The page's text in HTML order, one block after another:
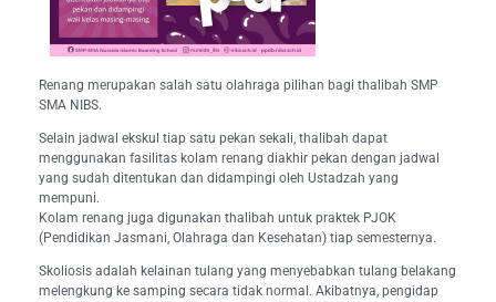
Renang merupakan salah satu olahraga pilihan bagi thalibah SMP
SMA NIBS.
Selain jadwal ekskul tiap satu pekan sekali, thalibah dapat
menggunakan fasilitas kolam renang diakhir pekan dengan jadwal
yang sudah ditentukan dan didampingi oleh Ustadzah yang
mempuni.
Kolam renang juga digunakan thalibah untuk praktek PJOK
(Pendidikan Jasmani, Olahraga dan Kesehatan) tiap semesternya.
Skoliosis adalah kelainan tulang yang menyebabkan tulang belakang
melengkung ke samping secara tidak normal. Akibatnya, pengidap